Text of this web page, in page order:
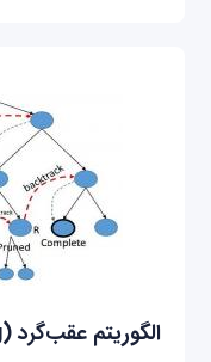
الگوریتم عقب‌گرد (Backtracking) چیست؟